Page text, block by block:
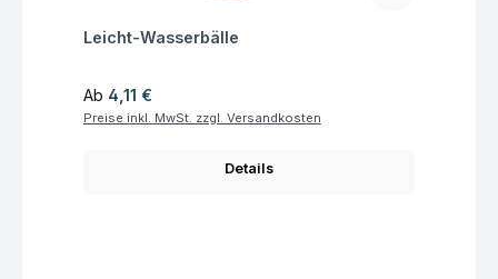
Fragen zum Artikel
Leicht-Wasserbälle
Regulärer Preis:
Ab 4,11 €
Preise inkl. MwSt. zzgl. Versandkosten
Details